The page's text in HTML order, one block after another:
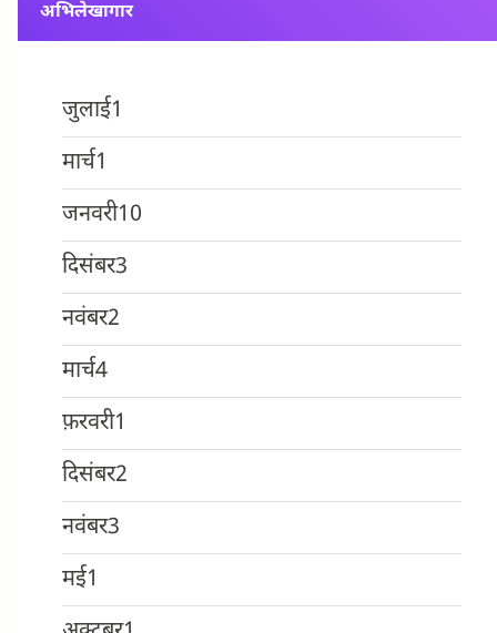
अभिलेखागार
जुलाई1
मार्च1
जनवरी10
दिसंबर3
नवंबर2
मार्च4
फ़रवरी1
दिसंबर2
नवंबर3
मई1